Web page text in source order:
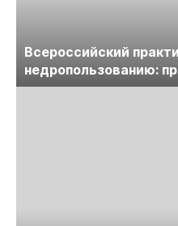
Всероссийский
недропользованию:
лицензирования,